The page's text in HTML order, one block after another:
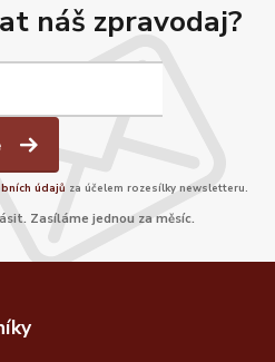
náš zpravodaj?
údajů za účelem rozesílky newsletteru.
Zasíláme jednou za měsíc.